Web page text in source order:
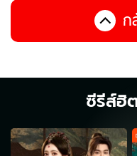
ก
ซีรีส์ฮิ